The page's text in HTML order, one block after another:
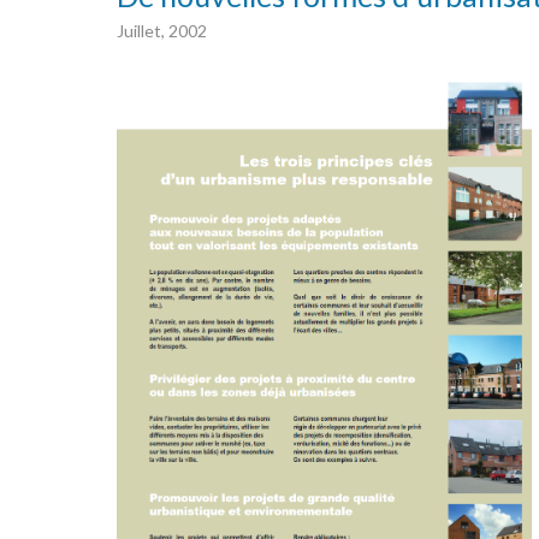
Juillet, 2002